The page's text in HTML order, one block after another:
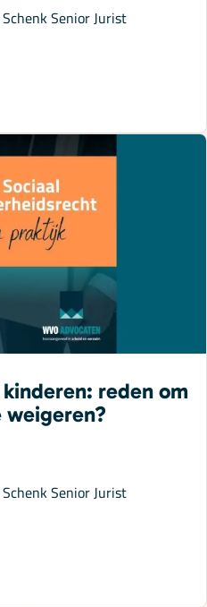
Senior Jurist
reden om
Senior Jurist